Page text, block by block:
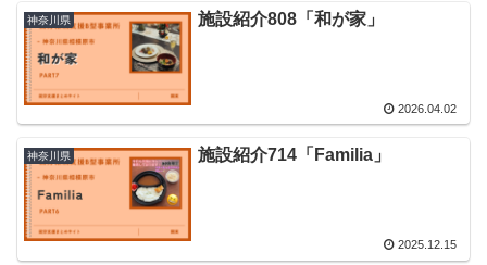
神奈川県 施設紹介808「和が家」
2026.04.02
神奈川県 施設紹介714「Familia」
2025.12.15